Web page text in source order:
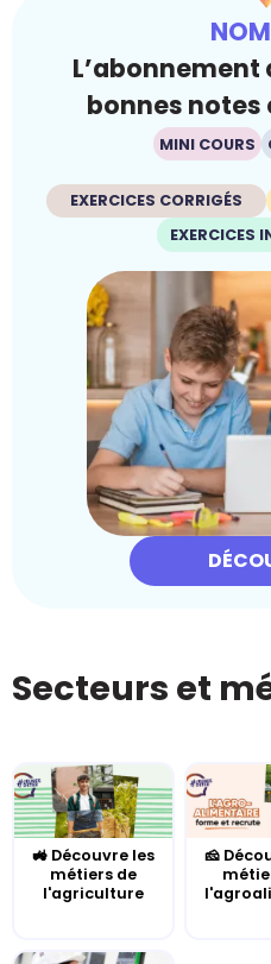
L’abonnement
bonnes notes
MINI COURS
EXERCICES CORRIGÉS
EXERCICES
Secteurs et
🚜 Découvre les
métiers de
l'agriculture
🧀